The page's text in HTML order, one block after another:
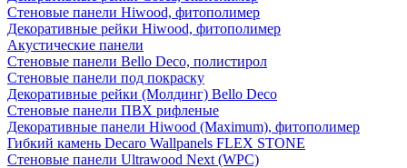
Стеновые панели Hiwood, фитополимер
Декоративные рейки Hiwood, фитополимер
Акустические панели
Стеновые панели Bello Deco, полистирол
Стеновые панели под покраску
Декоративные рейки (Молдинг) Bello Deco
Стеновые панели ПВХ рифленые
Декоративные панели Hiwood (Maximum), фитополимер
Гибкий камень Decaro Wallpanels FLEX STONE
Стеновые панели Ultrawood Next (WPC)